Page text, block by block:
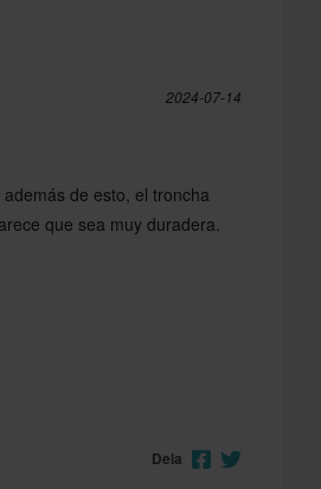
2024-07-14
de esto, el troncha
que sea muy duradera.
Dela